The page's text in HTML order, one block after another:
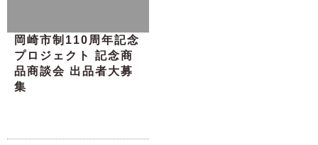
岡崎市制110周年記念
プロジェクト 記念商
品商談会 出品者大募
集